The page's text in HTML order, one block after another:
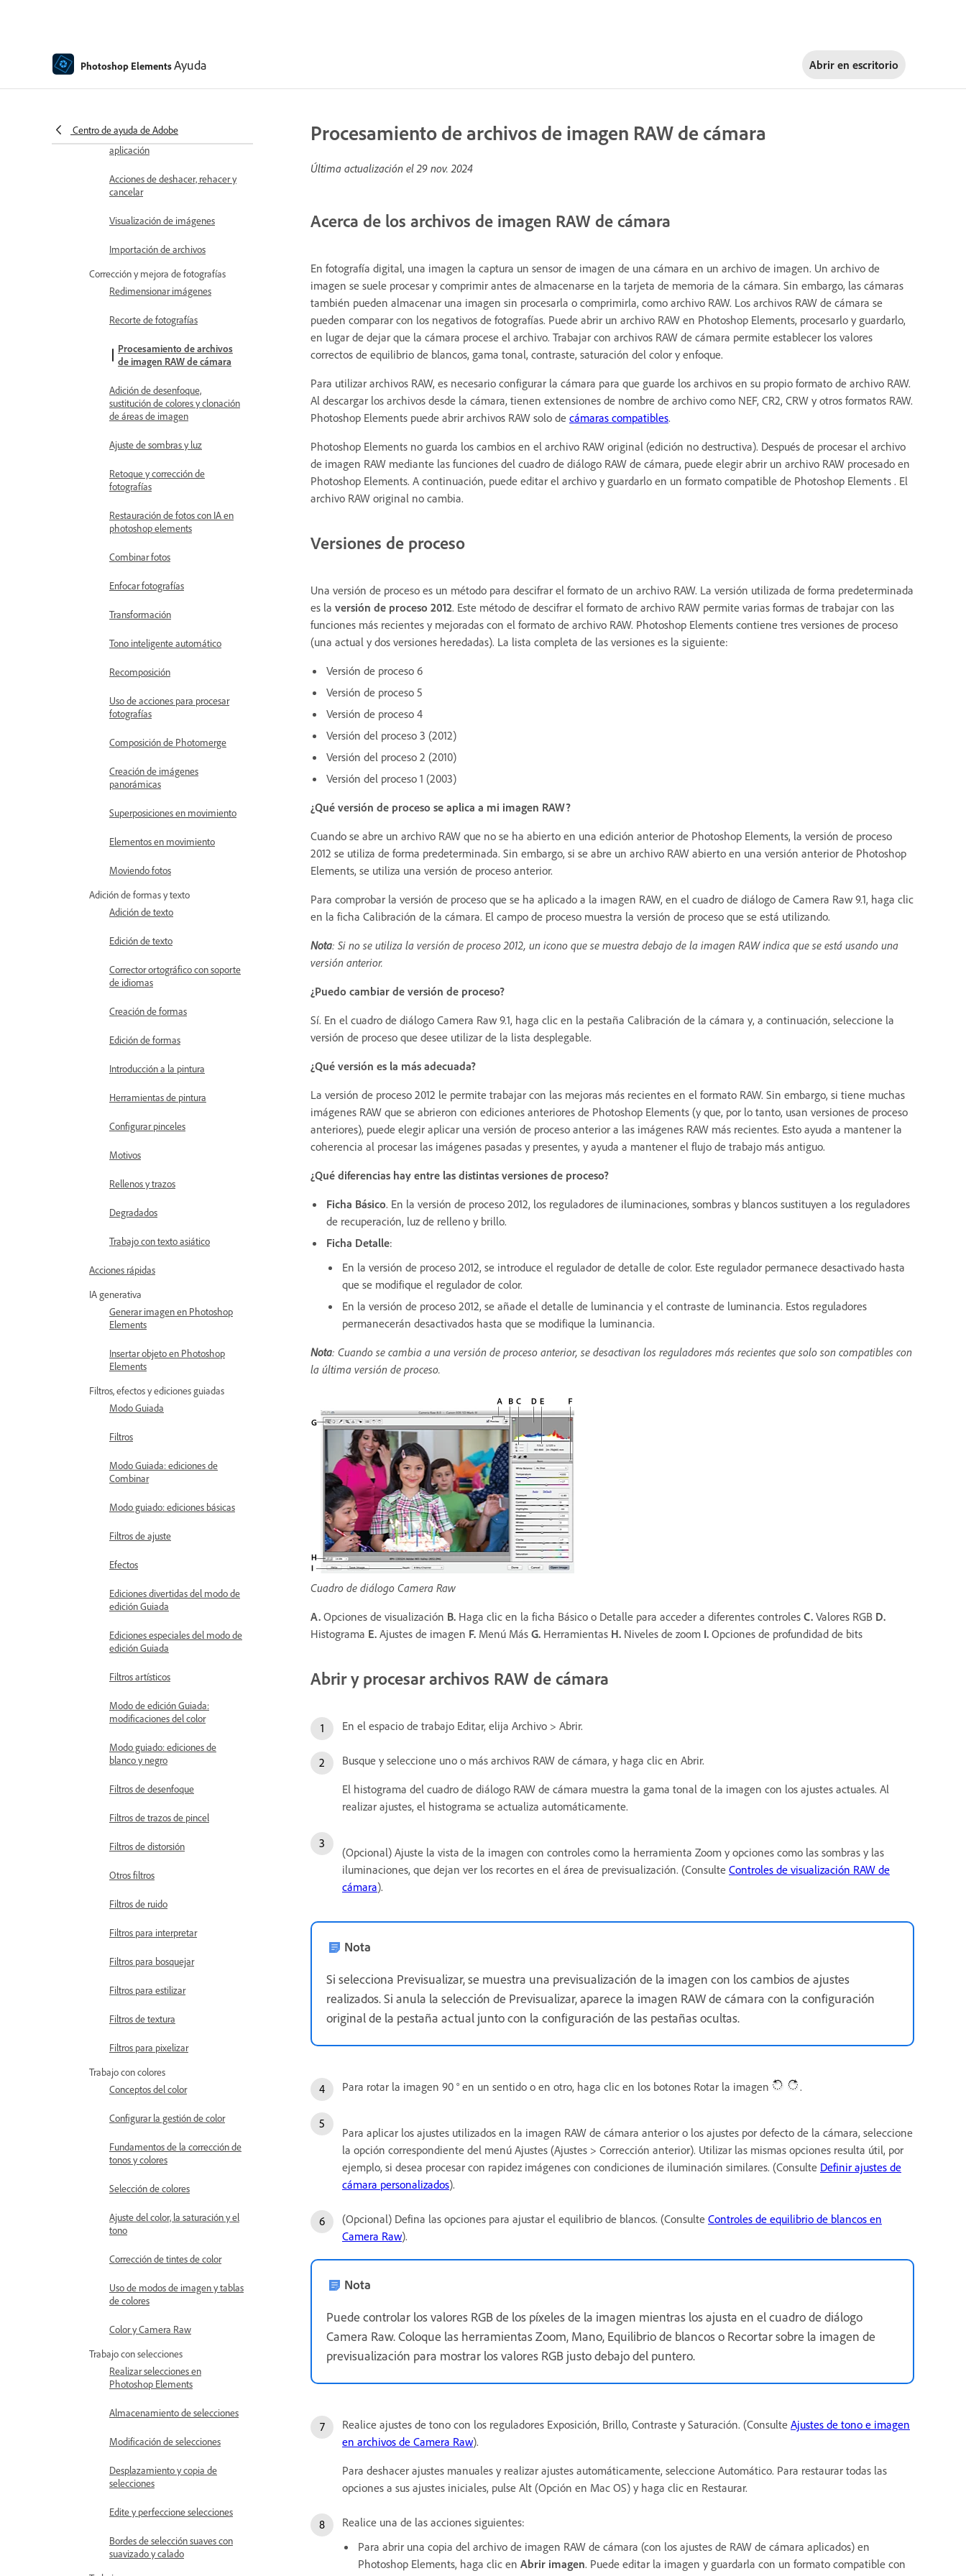
Photoshop ElementsAyuda Abrir en escritorio
Centro de ayuda de Adobe
Discos de memoria virtual,
plugins y actualizaciones de la
aplicación
Acciones de deshacer, rehacer y
cancelar
Visualización de imágenes
Importación de archivos
Corrección y mejora de fotografías
Redimensionar imágenes
Recorte de fotografías
Procesamiento de archivos
de imagen RAW de cámara
Adición de desenfoque,
sustitución de colores y clonación
de áreas de imagen
Ajuste de sombras y luz
Retoque y corrección de
fotografías
Restauración de fotos con IA en
photoshop elements
Combinar fotos
Enfocar fotografías
Transformación
Tono inteligente automático
Recomposición
Uso de acciones para procesar
fotografías
Composición de Photomerge
Creación de imágenes
panorámicas
Superposiciones en movimiento
Elementos en movimiento
Moviendo fotos
Adición de formas y texto
Adición de texto
Edición de texto
Corrector ortográfico con soporte
de idiomas
Creación de formas
Edición de formas
Introducción a la pintura
Herramientas de pintura
Configurar pinceles
Motivos
Rellenos y trazos
Degradados
Trabajo con texto asiático
Acciones rápidas
IA generativa
Generar imagen en Photoshop
Elements
Insertar objeto en Photoshop
Elements
Filtros, efectos y ediciones guiadas
Modo Guiada
Filtros
Modo Guiada: ediciones de
Combinar
Modo guiado: ediciones básicas
Filtros de ajuste
Efectos
Ediciones divertidas del modo de
edición Guiada
Ediciones especiales del modo de
edición Guiada
Filtros artísticos
Modo de edición Guiada:
modificaciones del color
Modo guiado: ediciones de
blanco y negro
Filtros de desenfoque
Filtros de trazos de pincel
Filtros de distorsión
Otros filtros
Filtros de ruido
Filtros para interpretar
Filtros para bosquejar
Filtros para estilizar
Filtros de textura
Filtros para pixelizar
Trabajo con colores
Conceptos del color
Configurar la gestión de color
Fundamentos de la corrección de
tonos y colores
Selección de colores
Ajuste del color, la saturación y el
tono
Corrección de tintes de color
Uso de modos de imagen y tablas
de colores
Color y Camera Raw
Trabajo con selecciones
Realizar selecciones en
Photoshop Elements
Almacenamiento de selecciones
Modificación de selecciones
Desplazamiento y copia de
selecciones
Edite y perfeccione selecciones
Bordes de selección suaves con
suavizado y calado
Procesamiento de archivos de imagen RAW de cámara
Última actualización el29 nov. 2024
Acerca de los archivos de imagen RAW de cámara
En fotografía digital, una imagen la captura un sensor de imagen de una cámara en un archivo de imagen. Un archivo de
imagen se suele procesar y comprimir antes de almacenarse en la tarjeta de memoria de la cámara. Sin embargo, las cámaras
también pueden almacenar una imagen sin procesarla o comprimirla, como archivo RAW. Los archivos RAW de cámara se
pueden comparar con los negativos de fotografías. Puede abrir un archivo RAW en Photoshop Elements, procesarlo y guardarlo,
en lugar de dejar que la cámara procese el archivo. Trabajar con archivos RAW de cámara permite establecer los valores
correctos de equilibrio de blancos, gama tonal, contraste, saturación del color y enfoque.
Para utilizar archivos RAW, es necesario configurar la cámara para que guarde los archivos en su propio formato de archivo RAW.
Al descargar los archivos desde la cámara, tienen extensiones de nombre de archivo como NEF, CR2, CRW y otros formatos RAW.
Photoshop Elements puede abrir archivos RAW solo de cámaras compatibles.
Photoshop Elements no guarda los cambios en el archivo RAW original (edición no destructiva). Después de procesar el archivo
de imagen RAW mediante las funciones del cuadro de diálogo RAW de cámara, puede elegir abrir un archivo RAW procesado en
Photoshop Elements. A continuación, puede editar el archivo y guardarlo en un formato compatible de Photoshop Elements . El
archivo RAW original no cambia.
Versiones de proceso
Una versión de proceso es un método para descifrar el formato de un archivo RAW. La versión utilizada de forma predeterminada
es la versión de proceso 2012. Este método de descifrar el formato de archivo RAW permite varias formas de trabajar con las
funciones más recientes y mejoradas con el formato de archivo RAW. Photoshop Elements contiene tres versiones de proceso
(una actual y dos versiones heredadas). La lista completa de las versiones es la siguiente:
Versión de proceso 6
Versión de proceso 5
Versión de proceso 4
Versión del proceso 3 (2012)
Versión del proceso 2 (2010)
Versión del proceso 1 (2003)
¿Qué versión de proceso se aplica a mi imagen RAW?
Cuando se abre un archivo RAW que no se ha abierto en una edición anterior de Photoshop Elements, la versión de proceso
2012 se utiliza de forma predeterminada. Sin embargo, si se abre un archivo RAW abierto en una versión anterior de Photoshop
Elements, se utiliza una versión de proceso anterior.
Para comprobar la versión de proceso que se ha aplicado a la imagen RAW, en el cuadro de diálogo de Camera Raw 9.1, haga clic
en la ficha Calibración de la cámara. El campo de proceso muestra la versión de proceso que se está utilizando.
Nota: Si no se utiliza la versión de proceso 2012, un icono que se muestra debajo de la imagen RAW indica que se está usando una
versión anterior.
¿Puedo cambiar de versión de proceso?
Sí. En el cuadro de diálogo Camera Raw 9.1, haga clic en la pestaña Calibración de la cámara y, a continuación, seleccione la
versión de proceso que desee utilizar de la lista desplegable.
¿Qué versión es la más adecuada?
La versión de proceso 2012 le permite trabajar con las mejoras más recientes en el formato RAW. Sin embargo, si tiene muchas
imágenes RAW que se abrieron con ediciones anteriores de Photoshop Elements (y que, por lo tanto, usan versiones de proceso
anteriores), puede elegir aplicar una versión de proceso anterior a las imágenes RAW más recientes. Esto ayuda a mantener la
coherencia al procesar las imágenes pasadas y presentes, y ayuda a mantener el flujo de trabajo más antiguo.
¿Qué diferencias hay entre las distintas versiones de proceso?
Ficha Básico. En la versión de proceso 2012, los reguladores de iluminaciones, sombras y blancos sustituyen a los reguladores
de recuperación, luz de relleno y brillo.
Ficha Detalle:
En la versión de proceso 2012, se introduce el regulador de detalle de color. Este regulador permanece desactivado hasta
que se modifique el regulador de color.
En la versión de proceso 2012, se añade el detalle de luminancia y el contraste de luminancia. Estos reguladores
permanecerán desactivados hasta que se modifique la luminancia.
Nota: Cuando se cambia a una versión de proceso anterior, se desactivan los reguladores más recientes que solo son compatibles con
la última versión de proceso.
Cuadro de diálogo Camera Raw
A. Opciones de visualización B. Haga clic en la ficha Básico o Detalle para acceder a diferentes controles C. Valores RGB D.
Histograma E. Ajustes de imagen F. Menú Más G. Herramientas H. Niveles de zoom I. Opciones de profundidad de bits
Abrir y procesar archivos RAW de cámara
En el espacio de trabajo Editar, elija Archivo > Abrir.
Busque y seleccione uno o más archivos RAW de cámara, y haga clic en Abrir.
El histograma del cuadro de diálogo RAW de cámara muestra la gama tonal de la imagen con los ajustes actuales. Al
realizar ajustes, el histograma se actualiza automáticamente.
(Opcional) Ajuste la vista de la imagen con controles como la herramienta Zoom y opciones como las sombras y las
iluminaciones, que dejan ver los recortes en el área de previsualización. (Consulte Controles de visualización RAW de
cámara).
Nota
Si selecciona Previsualizar, se muestra una previsualización de la imagen con los cambios de ajustes
realizados. Si anula la selección de Previsualizar, aparece la imagen RAW de cámara con la configuración
original de la pestaña actual junto con la configuración de las pestañas ocultas.
Para rotar la imagen 90 ° en un sentido o en otro, haga clic en los botones Rotar la imagen .
Para aplicar los ajustes utilizados en la imagen RAW de cámara anterior o los ajustes por defecto de la cámara, seleccione
la opción correspondiente del menú Ajustes (Ajustes > Corrección anterior). Utilizar las mismas opciones resulta útil, por
ejemplo, si desea procesar con rapidez imágenes con condiciones de iluminación similares. (Consulte Definir ajustes de
cámara personalizados).
(Opcional) Defina las opciones para ajustar el equilibrio de blancos. (Consulte Controles de equilibrio de blancos en
Camera Raw).
Nota
Puede controlar los valores RGB de los píxeles de la imagen mientras los ajusta en el cuadro de diálogo
Camera Raw. Coloque las herramientas Zoom, Mano, Equilibrio de blancos o Recortar sobre la imagen de
previsualización para mostrar los valores RGB justo debajo del puntero.
Realice ajustes de tono con los reguladores Exposición, Brillo, Contraste y Saturación. (Consulte Ajustes de tono e imagen
en archivos de Camera Raw).
Para deshacer ajustes manuales y realizar ajustes automáticamente, seleccione Automático. Para restaurar todas las
opciones a sus ajustes iniciales, pulse Alt (Opción en Mac OS) y haga clic en Restaurar.
Realice una de las acciones siguientes:
Para abrir una copia del archivo de imagen RAW de cámara (con los ajustes de RAW de cámara aplicados) en
Photoshop Elements, haga clic en Abrir imagen. Puede editar la imagen y guardarla con un formato compatible con